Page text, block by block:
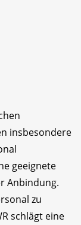
insbesondere
geeignete
Anbindung.
zu
schlägt eine